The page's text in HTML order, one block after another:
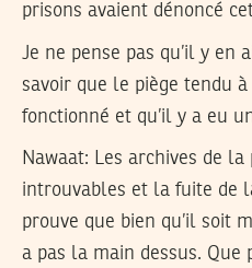
prisons avaient dénoncé
Je ne pense pas qu’il y en
savoir que le piège tendu à
fonctionné et qu’il y a eu
Nawaat: Les archives de
introuvables et la fuite de
prouve que bien qu’il soit
a pas la main dessus. Que